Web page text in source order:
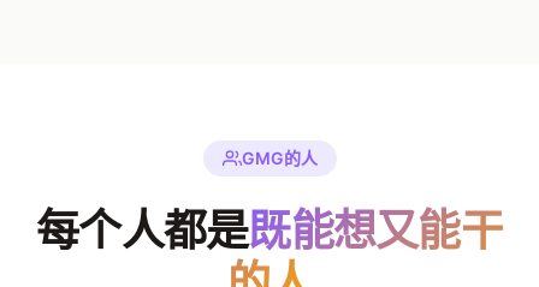
GMG的人
每个人都是既能想又能干